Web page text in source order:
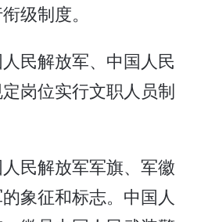
级制度。
民解放军、中国人民
岗位实行文职人员制
民解放军军旗、军徽
象征和标志。中国人